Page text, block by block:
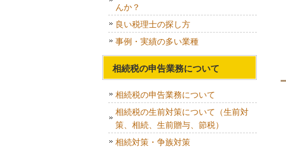
んか？
良い税理士の探し方
事例・実績の多い業種
相続税の申告業務について
相続税の申告業務について
相続税の生前対策について（生前対
策、相続、生前贈与、節税）
相続対策・争族対策